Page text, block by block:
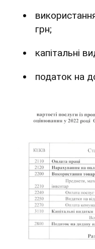
грн;
капітальні
податок на